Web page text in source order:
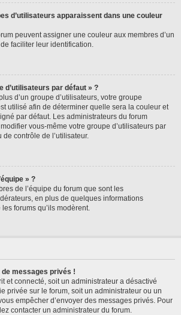
d’utilisateurs apparaissent dans une couleur
peuvent assigner une couleur aux membres d’un
faciliter leur identification.
d’utilisateurs par défaut » ?
d’un groupe d’utilisateurs, votre groupe
utilisé afin de déterminer quelle sera la couleur et
par défaut. Les administrateurs du forum
vous-même votre groupe d’utilisateurs par
contrôle de l’utilisateur.
» ?
de l’équipe du forum que sont les
en plus de quelques informations
forums qu’ils modèrent.
messages privés !
et connecté, soit un administrateur a désactivé
privée sur le forum, soit un administrateur ou un
empêcher d’envoyer des messages privés. Pour
contacter un administrateur du forum.